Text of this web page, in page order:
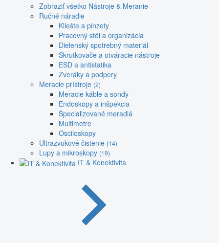
Zobraziť všetko Nástroje & Meranie
Ručné náradie
Kliešte a pinzety
Pracovný stôl a organizácia
Dielenský spotrebný materiál
Skrutkovače a otváracie nástroje
ESD a antistatika
Zveráky a podpery
Meracie prístroje (2)
Meracie káble a sondy
Endoskopy a inšpekcia
Špecializované meradlá
Multimetre
Osciloskopy
Ultrazvukové čistenie (14)
Lupy a mikroskopy (19)
IT & Konektivita